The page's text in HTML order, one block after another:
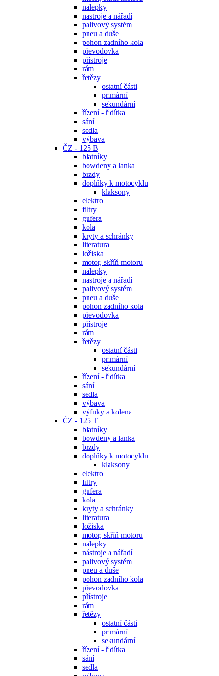
nálepky
nástroje a nářadí
palivový systém
pneu a duše
pohon zadního kola
převodovka
přístroje
rám
řetězy
ostatní části
primární
sekundární
řízení - řidítka
sání
sedla
výbava
ČZ - 125 B
blatníky
bowdeny a lanka
brzdy
doplňky k motocyklu
klaksony
elektro
filtry
gufera
kola
kryty a schránky
literatura
ložiska
motor, skříň motoru
nálepky
nástroje a nářadí
palivový systém
pneu a duše
pohon zadního kola
převodovka
přístroje
rám
řetězy
ostatní části
primární
sekundární
řízení - řidítka
sání
sedla
výbava
výfuky a kolena
ČZ - 125 T
blatníky
bowdeny a lanka
brzdy
doplňky k motocyklu
klaksony
elektro
filtry
gufera
kola
kryty a schránky
literatura
ložiska
motor, skříň motoru
nálepky
nástroje a nářadí
palivový systém
pneu a duše
pohon zadního kola
převodovka
přístroje
rám
řetězy
ostatní části
primární
sekundární
řízení - řidítka
sání
sedla